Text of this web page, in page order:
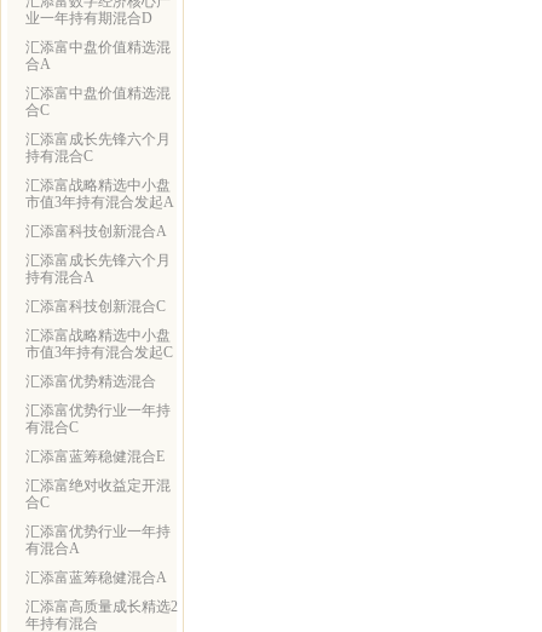
业一年持有期混合D
汇添富中盘价值精选混
合A
汇添富中盘价值精选混
合C
汇添富成长先锋六个月
持有混合C
汇添富战略精选中小盘
市值3年持有混合发起A
汇添富科技创新混合A
汇添富成长先锋六个月
持有混合A
汇添富科技创新混合C
汇添富战略精选中小盘
市值3年持有混合发起C
汇添富优势精选混合
汇添富优势行业一年持
有混合C
汇添富蓝筹稳健混合E
汇添富绝对收益定开混
合C
汇添富优势行业一年持
有混合A
汇添富蓝筹稳健混合A
汇添富高质量成长精选2
年持有混合